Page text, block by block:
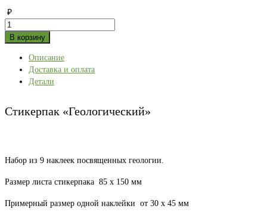
₽
Количество
товара
«Геологический»
В корзину
Описание
Доставка и оплата
Детали
Стикерпак «Геологический»
Набор из 9 наклеек посвященных геологии.
Размер листа стикерпака 85 х 150 мм
Примерный размер одной наклейки от 30 х 45 мм